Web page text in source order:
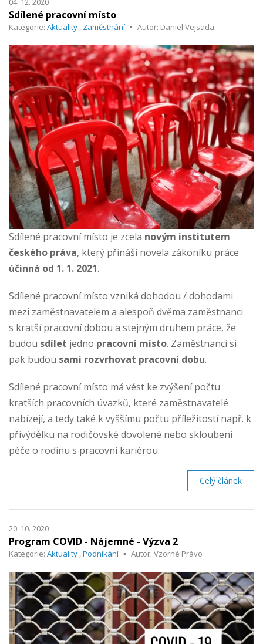
Sdílené pracovní místo
Kategorie: Aktuality , Zaměstnání Autor: Daniel Vejsada
Sdílené pracovní místo je zcela novým institutem
českého práva, který přinášínovela zákoníku práce
účinná od 1. 1. 2021.
Sdílené pracovní místo vzniká dohodou / dohodami
mezi zaměstnavatelem a alespoň dvěma zaměstnanci
s kratší pracovní dobou a stejným druhem práce, že
budou sdílet jedno pracovní místo. Zaměstnanci si
pak budou sami rozvrhovat pracovní dobu.
Sdílené pracovní místo má vést ke zvýšení počtu
kratších pracovních úvazků, které zaměstnavatelé
nabízejí, a tedy také k vyššímu počtu příležitostí např. k
přivýdělku na rodičovské dovolené nebo skloubení
péče o rodinu s pracovní kariérou.
Celý článek
20. 10. 2020
Program COVID - Nájemné - Výzva 2
Kategorie: Aktuality ,Podnikání Autor: Vzorné Právo